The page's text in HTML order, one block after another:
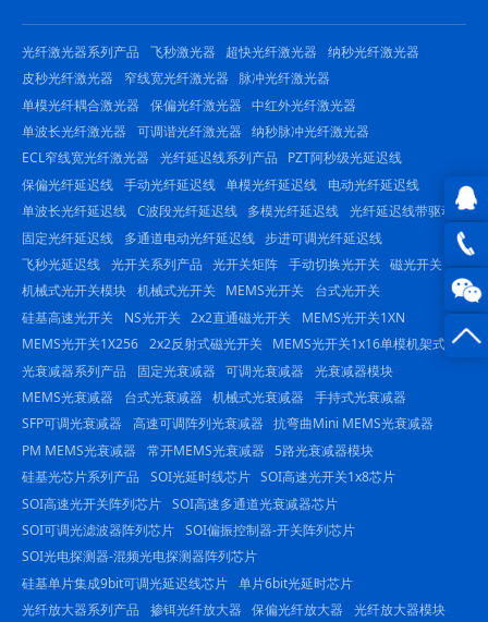
QQ在
线咨
0816
光纤激光器系列产品 飞秒激光器 超快光纤激光器
纳秒光纤激光器
皮秒光纤激光器
窄线宽光纤激光器
脉冲光纤激光器
单模光纤耦合激光器
保偏光纤激光器 中红外光纤激光器
单波长光纤激光器
可调谐光纤激光器 纳秒脉冲光纤激光器
ECL窄线宽光纤激光器
光纤延迟线系列产品
PZT阿秒级光延迟线
保偏光纤延迟线 手动光纤延迟线 单模光纤延迟线
电动光纤延迟线
单波长光纤延迟线 C波段光纤延迟线 多模光纤延迟线 光纤延迟线带驱动
固定光纤延迟线
多通道电动光纤延迟线 步进可调光纤延迟线
飞秒光延迟线 光开关系列产品 光开关矩阵 手动切换光开关 磁光开关
机械式光开关模块 机械式光开关 MEMS光开关
台式光开关
硅基高速光开关
NS光开关 2x2直通磁光开关
MEMS光开关1XN
MEMS光开关1X256 2x2反射式磁光开关
MEMS光开关1x16单模机架式
光衰减器系列产品
固定光衰减器 可调光衰减器
光衰减器模块
MEMS光衰减器
台式光衰减器 机械式光衰减器
手持式光衰减器
SFP可调光衰减器
高速可调阵列光衰减器 抗弯曲Mini MEMS光衰减器
PM MEMS光衰减器
常开MEMS光衰减器 5路光衰减器模块
硅基光芯片系列产品
SOI光延时线芯片 SOI高速光开关1x8芯片
SOI高速光开关阵列芯片 SOI高速多通道光衰减器芯片
SOI可调光滤波器阵列芯片 SOI偏振控制器-开关阵列芯片
SOI光电探测器-混频光电探测器阵列芯片
硅基单片集成9bit可调光延迟线芯片 单片6bit光延时芯片
光纤放大器系列产品
掺铒光纤放大器 保偏光纤放大器
光纤放大器模块